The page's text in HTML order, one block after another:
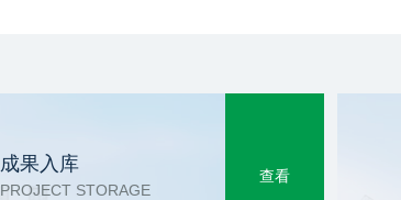
成果入库
PROJECT STORAGE
查看